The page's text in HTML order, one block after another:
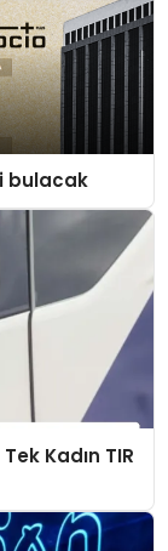
bulacak
Kadın TIR